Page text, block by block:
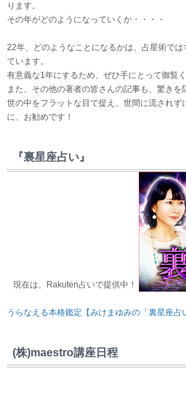
ります。
その年がどのようになっていくか・・・・
22年、どのようなことになるかは、占星術で
ています。
有意義な1年にするため、ぜひ手にとって御覧
また、その他の著者の皆さんの記事も、驚きを
世の中をフラットな目で捉え、世間に流されず
に、お勧めです！
『裏星座占い』
現在は、Rakuten占いで提供中！
うらなえる本格鑑定【みけまゆみの「裏星座占
(株)maestro講座日程